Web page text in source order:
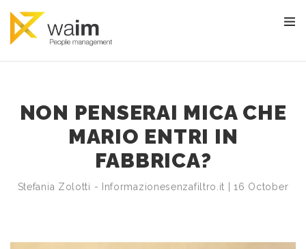
NON PENSERAI MICA CHE
MARIO ENTRI IN
FABBRICA?
Stefania Zolotti - Informazionesenzafiltro.it | 16 October